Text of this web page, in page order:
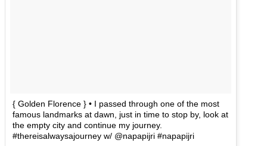
{ Golden Florence } • I passed through one of the most
famous landmarks at dawn, just in time to stop by, look at
the empty city and continue my journey.
#thereisalwaysajourney w/ @napapijri #napapijri